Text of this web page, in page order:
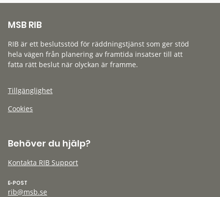
MSB RIB
RIB är ett beslutsstöd för räddningstjänst som ger stöd
hela vägen från planering av framtida insatser till att
fatta rätt beslut när olyckan är framme.
Tillgänglighet
Cookies
Behöver du hjälp?
Kontakta RIB Support
E-POST
rib@msb.se